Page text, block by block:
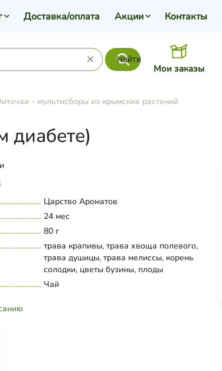
Найти
Мои заказы
Доставка/оплата Акции Контакты
- мультисборы из крымских растений
диабете)
Царство Ароматов
24 мес
80 г
трава крапивы, трава хвоща полевого,
трава душицы, трава мелиссы, корень
солодки, цветы бузины, плоды
шиповника очищенного, плоды софоры,
Развернуть состав
Чай